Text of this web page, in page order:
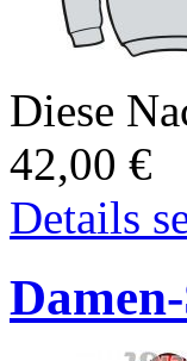
Diese
42,00 €
Details